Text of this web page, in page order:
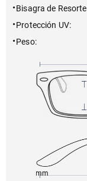
Bisagra de Resorte
Protección UV:
Peso:
145mm